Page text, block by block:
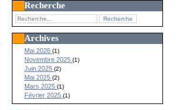
Recherche
Archives
Mai 2026(1)
Novembre 2025(1)
Juin 2025(2)
Mai 2025(2)
Mars 2025(1)
Février 2025(1)